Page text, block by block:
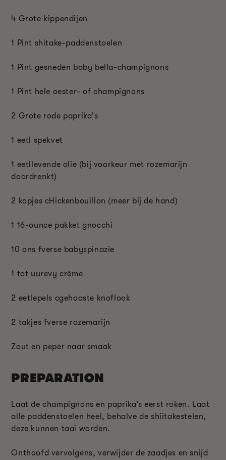
4 Grote kippendijen
1 Pint shitake-paddenstoelen
1 Pint gesneden baby bella-champignons
1 Pint hele oester- of champignons
2 Grote rode paprika's
1 eetl spekvet
1 eetl
levende olie (bij voorkeur met rozemarijn
doordrenkt)
2 kopjes cHickenbouillon (meer bij de hand)
1 16-ounce pakket gnocchi
10 ons fverse babyspinazie
1 tot uurevy crème
2 eetlepels cgehaaste knoflook
2 takjes fverse rozemarijn
Zout en peper naar smaak
PREPARATION
Laat de champignons en paprika’s eerst roken. Laat
alle paddenstoelen heel, behalve de shiitakestelen,
deze kunnen taai worden.
Onthoofd vervolgens, verwijder de zaadjes en snijd